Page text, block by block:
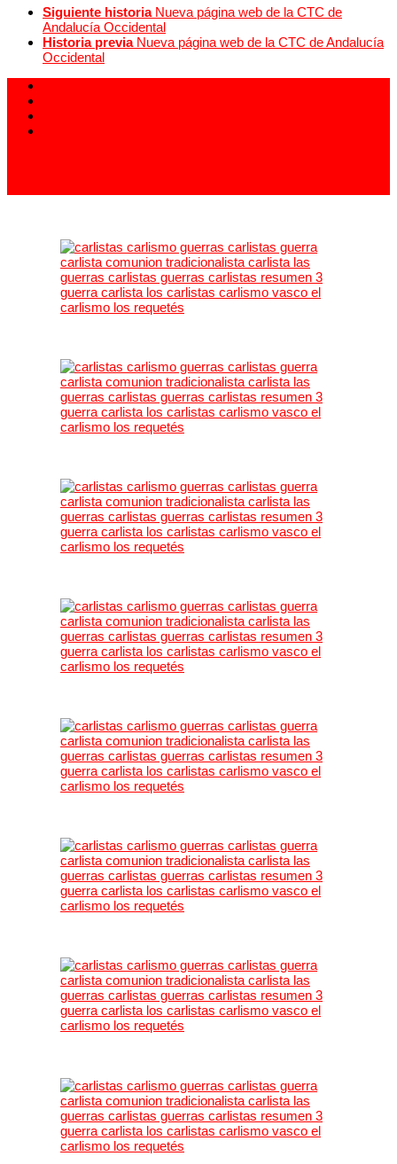
Siguiente historia Nueva página web de la CTC de
Andalucía Occidental
Historia previa Nueva página web de la CTC de Andalucía
Occidental